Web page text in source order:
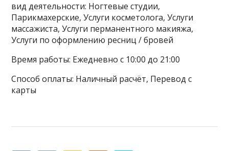
вид деятельности: Ногтевые студии,
Парикмахерские, Услуги косметолога, Услуги
массажиста, Услуги перманентного макияжа,
Услуги по оформлению ресниц / бровей
Время работы: Ежедневно с 10:00 до 21:00
Способ оплаты: Наличный расчёт, Перевод с
карты